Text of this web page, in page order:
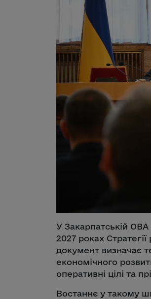
У Закарпатській ОВА
2027 роках
документ визначає
економічного
оперативні цілі та
Востаннє у такому